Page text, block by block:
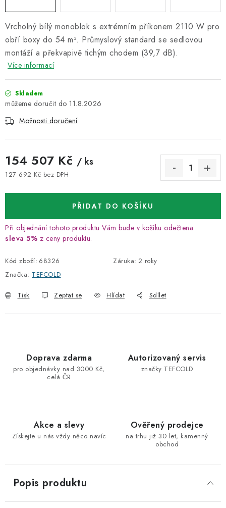
Vrcholný bílý monoblok s extrémním příkonem 2110 W pro
obří boxy do 54 m³. Průmyslový standard se sedlovou
montáží a překvapivě tichým chodem (39,7 dB).
Více informací
Skladem
11.8.2026
Možnosti doručení
154 507 Kč / ks
127 692 Kč bez DPH
PŘIDAT DO KOŠÍKU
Při objednání tohoto produktu Vám bude v košíku odečtena
sleva 5% z ceny produktu.
Kód zboží: 68326 Záruka: 2 roky
Značka: TEFCOLD
Tisk Zeptat se Hlídat Sdílet
Doprava zdarma
pro objednávky nad 3000 Kč,
celá ČR
Autorizovaný servis
značky TEFCOLD
Akce a slevy
Získejte u nás vždy něco navíc
Ověřený prodejce
na trhu již 30 let, kamenný
obchod
Popis produktu